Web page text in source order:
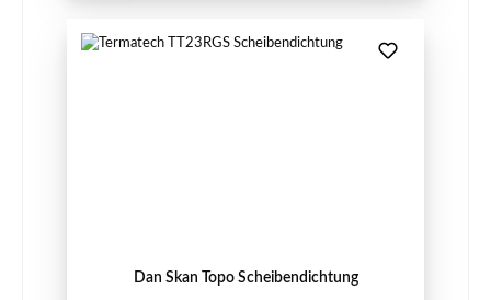
Dan Skan Topo Scheibendichtung